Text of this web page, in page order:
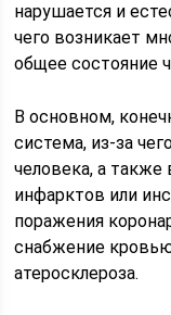
нарушается и
чего возникает
общее состояние
В основном,
система, из-за
человека, а также
инфарктов или
поражения
снабжение
атеросклероза.